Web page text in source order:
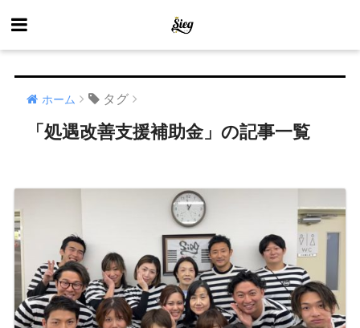
ホーム タグ
「処遇改善支援補助金」の記事一覧